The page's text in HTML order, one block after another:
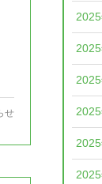
せ